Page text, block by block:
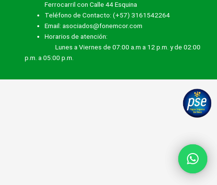
Ferrocarril con Calle 44 Esquina
Teléfono de Contacto: (+57) 3161542264
Email: asociados@fonemcor.com
Horarios de atención:
Lunes a Viernes de 07:00 a.m a 12 p.m. y de 02:00
p.m. a 05:00 p.m.